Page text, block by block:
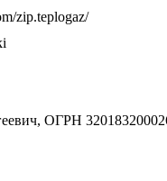
zip.teplogaz/
ОГРН